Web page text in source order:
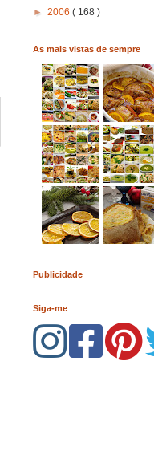
► 2006 ( 168 )
As mais vistas de sempre
Publicidade
Siga-me